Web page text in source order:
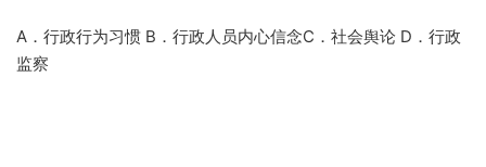
A．行政行为习惯 B．行政人员内心信念C．社会舆论 D．行政
监察